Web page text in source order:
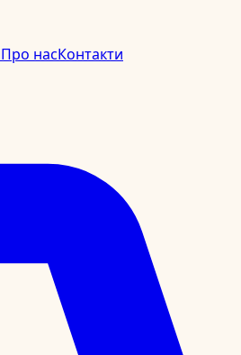
Про насКонтакти